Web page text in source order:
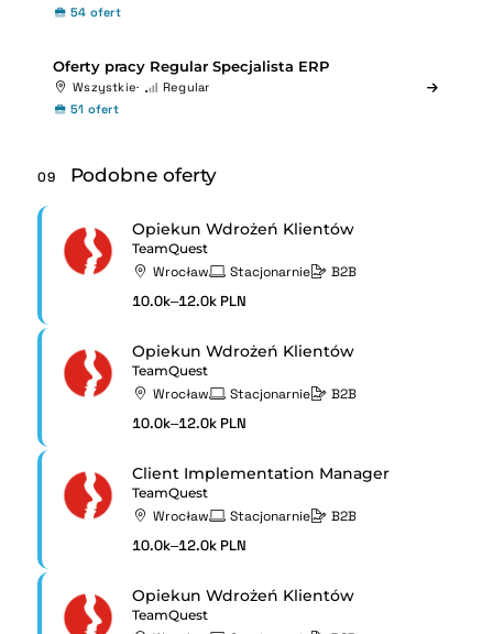
54 ofert
Oferty pracy Regular Specjalista ERP
Wszystkie
Regular
51 ofert
09 Podobne oferty
Opiekun Wdrożeń Klientów
TeamQuest
Wrocław Stacjonarnie B2B
10.0k–12.0k PLN
Opiekun Wdrożeń Klientów
TeamQuest
Wrocław Stacjonarnie B2B
10.0k–12.0k PLN
Client Implementation Manager
TeamQuest
Wrocław Stacjonarnie B2B
10.0k–12.0k PLN
Opiekun Wdrożeń Klientów
TeamQuest